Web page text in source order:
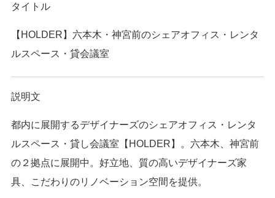
タイトル
【HOLDER】六本木・神宮前のシェアオフィス・レンタ
ルスペース・貸会議室
説明文
都内に展開するデザイナーズのシェアオフィス・レンタ
ルスペース・貸し会議室【HOLDER】。六本木、神宮前
の２拠点に展開中。好立地、質の高いデザイナーズ家
具、こだわりのリノベーション空間を提供。